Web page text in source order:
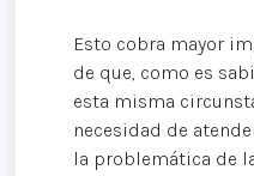
Esto cobra mayor
de que, como es
esta misma
necesidad de
la problemática de